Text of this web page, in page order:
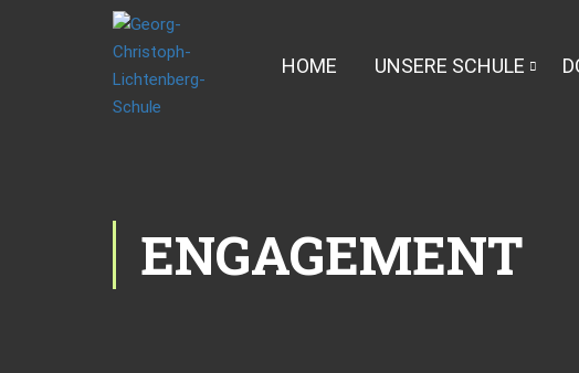
HOME UNSERE SCHULE
ENGAGEMENT